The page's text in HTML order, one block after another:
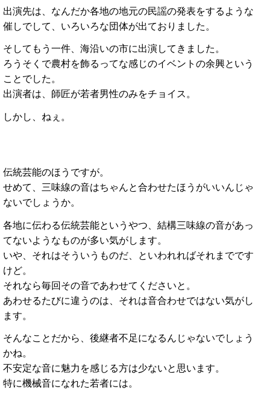
出演先は、なんだか各地の地元の民謡の発表をするような
催しでして、いろいろな団体が出ておりました。
そしてもう一件、海沿いの市に出演してきました。
ろうそくで農村を飾るってな感じのイベントの余興という
ことでした。
出演者は、師匠が若者男性のみをチョイス。
しかし、ねぇ。
伝統芸能のほうですが。
せめて、三味線の音はちゃんと合わせたほうがいいんじゃ
ないでしょうか。
各地に伝わる伝統芸能というやつ、結構三味線の音があっ
てないようなものが多い気がします。
いや、それはそういうものだ、といわれればそれまでです
けど。
それなら毎回その音であわせてくださいと。
あわせるたびに違うのは、それは音合わせではない気がし
ます。
そんなことだから、後継者不足になるんじゃないでしょう
かね。
不安定な音に魅力を感じる方は少ないと思います。
特に機械音になれた若者には。